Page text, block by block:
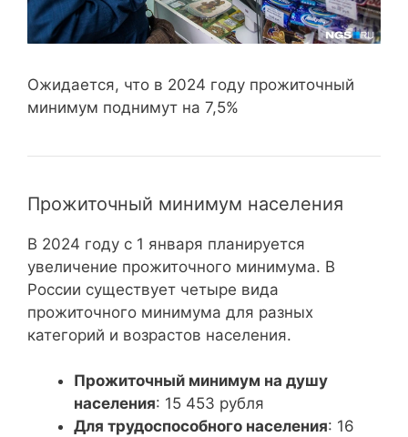
Ожидается, что в 2024 году прожиточный
минимум поднимут на 7,5%
Прожиточный минимум населения
В 2024 году с 1 января планируется
увеличение прожиточного минимума. В
России существует четыре вида
прожиточного минимума для разных
категорий и возрастов населения.
Прожиточный минимум на душу
населения: 15 453 рубля
Для трудоспособного населения: 16